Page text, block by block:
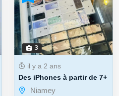
3
il y a 2 ans
Des iPhones à partir de 7+ et
Niamey